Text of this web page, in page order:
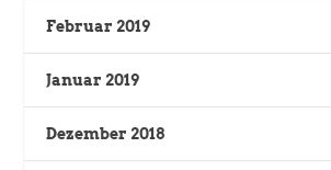
Februar 2019
Januar 2019
Dezember 2018